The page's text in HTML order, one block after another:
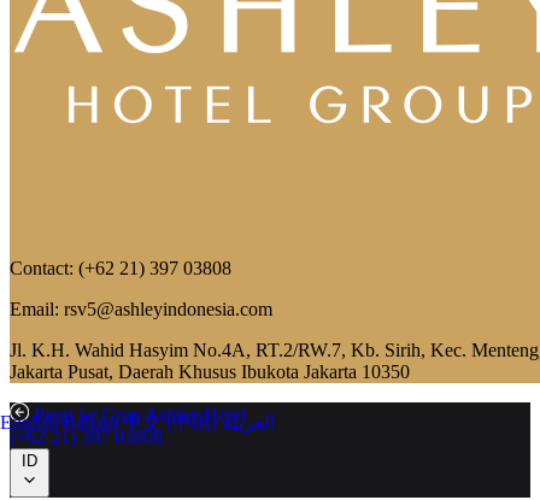
Contact: (+62 21) 397 03808
Email: rsv5@ashleyindonesia.com
Jl. K.H. Wahid Hasyim No.4A, RT.2/RW.7, Kb. Sirih, Kec.
Jakarta Pusat, Daerah Khusus Ibukota Jakarta 10350
Pergi ke Grup Ashley Hotel
(+62 21) 397 03808
ID
EnglishBahasa中文 (中国)العربية